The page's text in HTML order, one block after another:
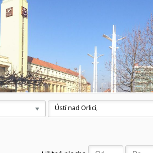
Ústí nad Orlicí,